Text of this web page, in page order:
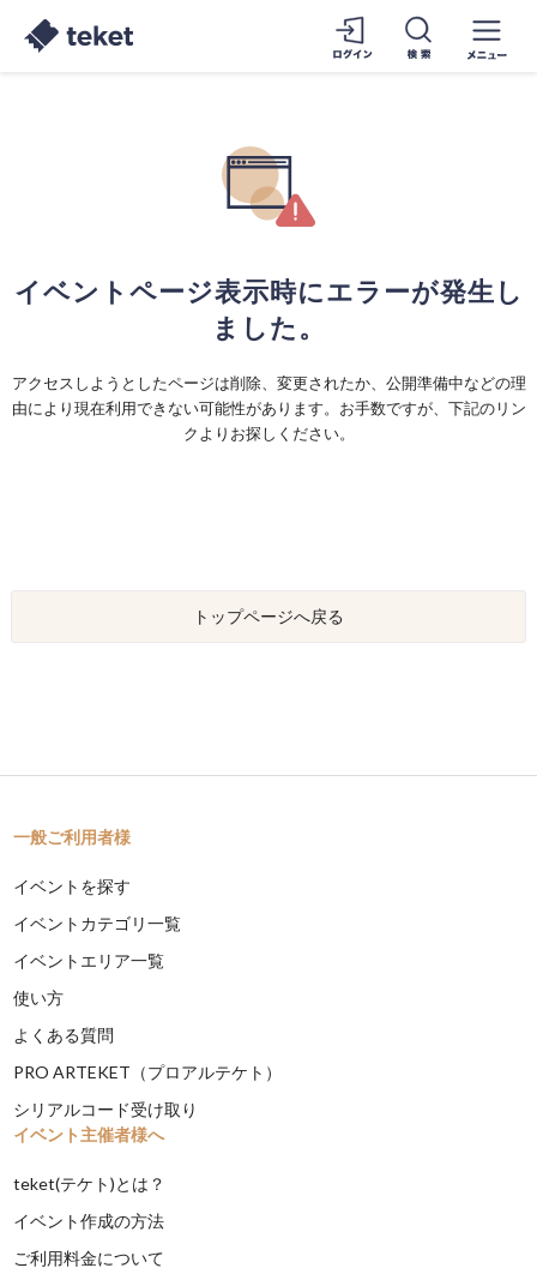
イベントページ表示時にエラーが発生し
ました。
アクセスしようとしたページは削除、変更されたか、公開準備中などの理
由により現在利用できない可能性があります。お手数ですが、下記のリン
クよりお探しください。
トップページへ戻る
一般ご利用者様
イベントを探す
イベントカテゴリ一覧
イベントエリア一覧
使い方
よくある質問
PRO ARTEKET（プロアルテケト）
シリアルコード受け取り
イベント主催者様へ
teket(テケト)とは？
イベント作成の方法
ご利用料金について